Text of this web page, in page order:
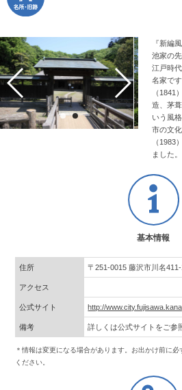
『新編
池家の
江戸時
名家で
（1841
造、茅
いう風
市の文
（1983
ました。
基本情報
住所 〒251-0015 藤沢市川名411-
アクセス
公式サイト http://
備考 詳しくは公式サイトをご参
＊情報は変更になる場合があります。お出かけ前に
ください。